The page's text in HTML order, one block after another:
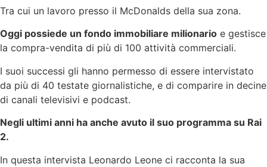
Tra cui un lavoro presso il McDonalds della sua zona.
Oggi possiede un fondo immobiliare milionario e gestisce
la compra-vendita di più di 100 attività commerciali.
I suoi successi gli hanno permesso di essere intervistato
da più di 40 testate giornalistiche, e di comparire in decine
di canali televisivi e podcast.
Negli ultimi anni ha anche avuto il suo programma su Rai
2.
In questa intervista Leonardo Leone ci racconta la sua